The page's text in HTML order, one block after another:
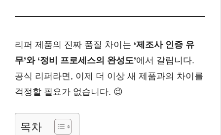
리퍼 제품의 진짜 품질 차이는 ‘제조사 인증 유
무’와 ‘정비 프로세스의 완성도’에서 갈립니다.
공식 리퍼라면, 이제 더 이상 새 제품과의 차이를
걱정할 필요가 없습니다. 😉
목차